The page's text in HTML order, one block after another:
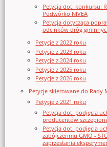
Petycja dot. konkursu:
Podwórko NIVEA
Petycja dotycząca
odcinków dróg
Petycje z 2022 roku
Petycje z 2023 roku
Petycje z 2024 roku
Petycje z 2025 roku
Petycje z 2026 roku
Petycje skierowane do Rady
Petycje z 2021 roku
Petycja dot. podjęcia
producentów
Petycja dot. podjęcia
zabójczenmu GMO -
zaprzestania